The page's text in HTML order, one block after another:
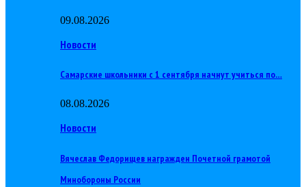
09.08.2026
Новости
Самарские школьники с 1 сентября начнут учиться по…
08.08.2026
Новости
Вячеслав Федорищев награжден Почетной грамотой
Минобороны России